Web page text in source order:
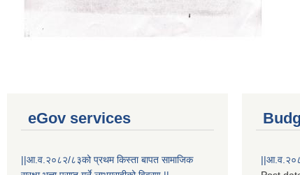
eGov services
||आ.व.२०८२/८३को प्रथम किस्ता बापत सामाजिक